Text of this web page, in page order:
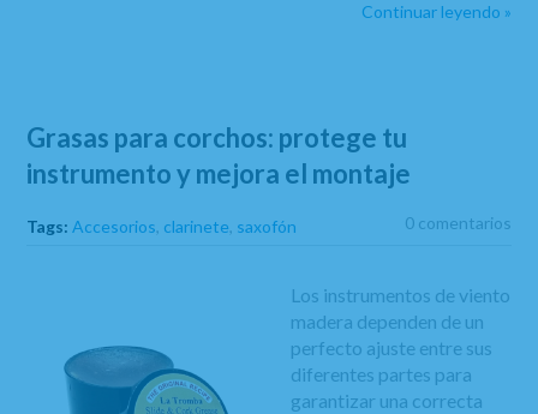
Continuar leyendo »
Grasas para corchos: protege tu
instrumento y mejora el montaje
Tags:Accesorios clarinete saxofón 0 comentarios
Los instrumentos de viento
madera dependen de un
perfecto ajuste entre sus
diferentes partes para
garantizar una correcta